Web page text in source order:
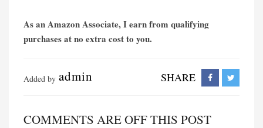
As an Amazon Associate, I earn from qualifying
purchases at no extra cost to you.
Added by admin SHARE
COMMENTS ARE OFF THIS POST